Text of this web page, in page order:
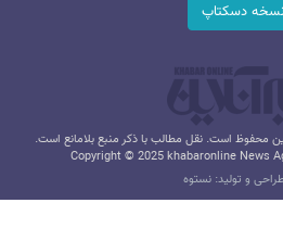
نسخه دسکتاپ
محفوظ است. نقل مطالب با ذکر منبع بلامانع است.
Copyright © 2025 khabaronline News
و تولید: نستوه